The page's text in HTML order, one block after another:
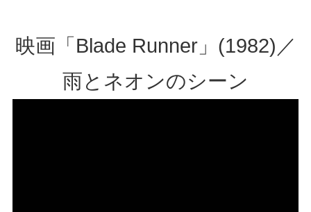
映画「Blade Runner」(1982)／
雨とネオンのシーン